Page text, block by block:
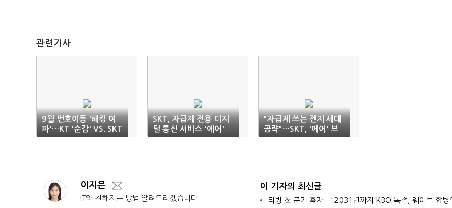
관련기사
9월 번호이동 '해킹 여
파'…KT '순감' VS. SKT
·LGU+ '순증'
SKT, 자급제 전용 디지
털 통신 서비스 '에어'
론칭
"자급제 쓰는 젠지 세대
공략"…SKT, '에어' 브
랜드 론칭
이지은
IT와 친해지는 방법 알려드리겠습니다
이 기자의 최신글